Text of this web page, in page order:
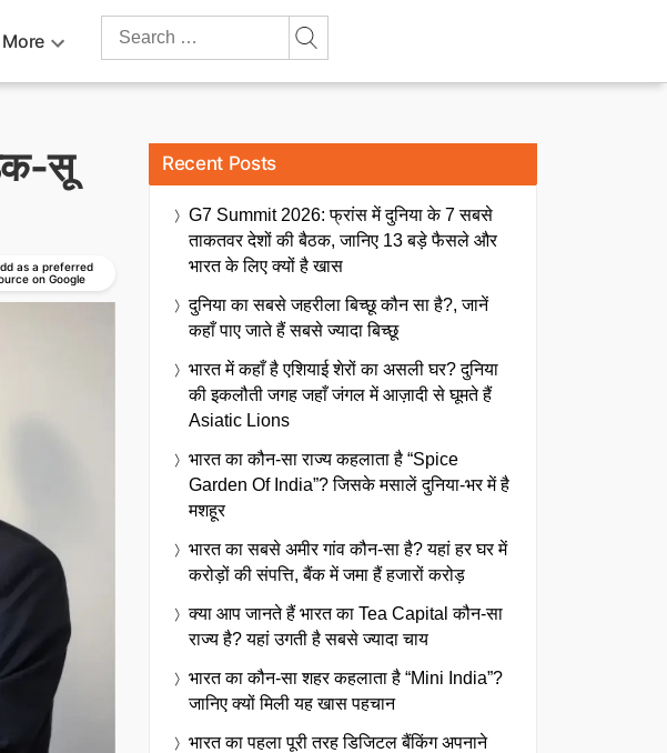
More
Search
सू
as a preferred
on Google
Recent Posts
G7 Summit 2026: फ्रांस में दुनिया के 7 सबसे
ताकतवर देशों की बैठक, जानिए 13 बड़े फैसले और
भारत के लिए क्यों है खास
दुनिया का सबसे जहरीला बिच्छू कौन सा है?, जानें
कहाँ पाए जाते हैं सबसे ज्यादा बिच्छू
भारत में कहाँ है एशियाई शेरों का असली घर? दुनिया
की इकलौती जगह जहाँ जंगल में आज़ादी से घूमते हैं
Asiatic Lions
भारत का कौन-सा राज्य कहलाता है “Spice
Garden Of India”? जिसके मसालें दुनिया-भर में है
मशहूर
भारत का सबसे अमीर गांव कौन-सा है? यहां हर घर में
करोड़ों की संपत्ति, बैंक में जमा हैं हजारों करोड़
क्या आप जानते हैं भारत का Tea Capital कौन-सा
राज्य है? यहां उगती है सबसे ज्यादा चाय
भारत का कौन-सा शहर कहलाता है “Mini India”?
जानिए क्यों मिली यह खास पहचान
भारत का पहला पूरी तरह डिजिटल बैंकिंग अपनाने